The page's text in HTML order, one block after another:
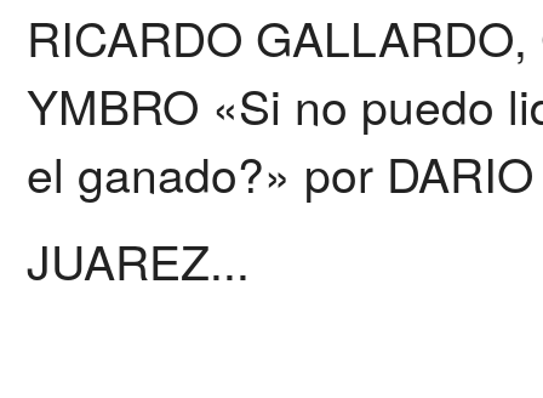
RICARDO
YMBRO «Si no puedo
el ganado?» por DARIO
JUAREZ...